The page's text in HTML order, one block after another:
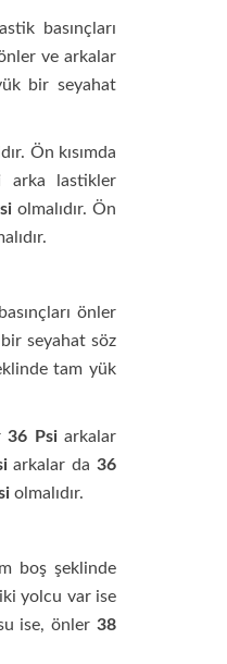
basınçları
ve arkalar
bir seyahat
Ön kısımda
arka lastikler
olmalıdır. Ön
önler
seyahat söz
tam yük
36 Psiarkalar
arkalar da36
olmalıdır.
boş şeklinde
yolcu var ise
ise, önler38